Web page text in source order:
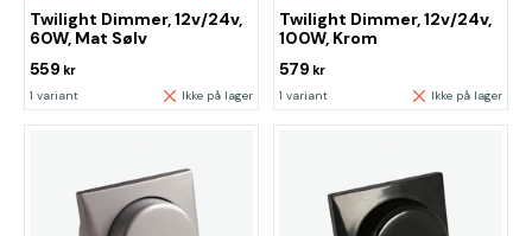
Twilight Dimmer, 12v/24v,
60W, Mat Sølv
559 kr
1 variant Ikke på lager
Twilight Dimmer, 12v/24v,
100W, Krom
579 kr
1 variant Ikke på lager